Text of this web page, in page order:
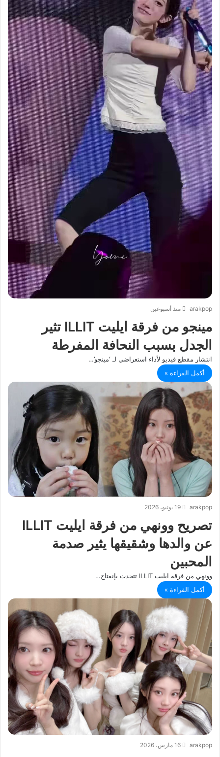
arakpop منذ أسبوعين
مينجو من فرقة ايليت ILLIT تثير
الجدل بسبب النحافة المفرطة
انتشار مقطع فيديو لأداء استعراضي لـ ‘مينجو’…
أكمل القراءة »
arakpop 19 يونيو، 2026
تصريح وونهي من فرقة ايليت ILLIT
عن والدها وشقيقها يثير صدمة
المحبين
وونهي من فرقة ايليت ILLIT تتحدث بإنفتاح…
أكمل القراءة »
arakpop 16 مارس، 2026